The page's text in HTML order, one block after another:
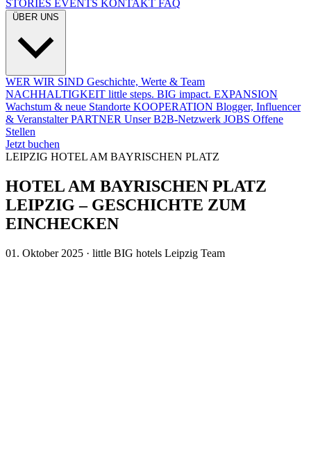
STORIES EVENTS KONTAKT FAQ
WER WIR SIND Geschichte, Werte & Team
NACHHALTIGKEIT little steps. BIG impact. EXPANSION
Wachstum & neue Standorte KOOPERATION Blogger, Influencer
& Veranstalter PARTNER Unser B2B-Netzwerk JOBS Offene
Stellen
Jetzt buchen
LEIPZIG HOTEL AM BAYRISCHEN PLATZ
HOTEL AM BAYRISCHEN PLATZ
LEIPZIG – GESCHICHTE ZUM
EINCHECKEN
01. Oktober 2025 · little BIG hotels Leipzig Team